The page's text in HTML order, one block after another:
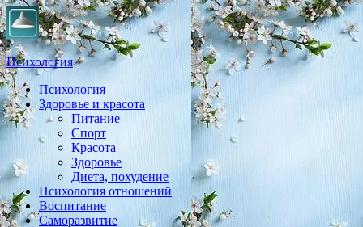
Психология
Практическая психология, личностный рост, экология,
здоровье, воспитание,
Психология
Здоровье и красота
Питание
Спорт
Красота
Здоровье
Диета, похудение
Психология отношений
Воспитание
Саморазвитие